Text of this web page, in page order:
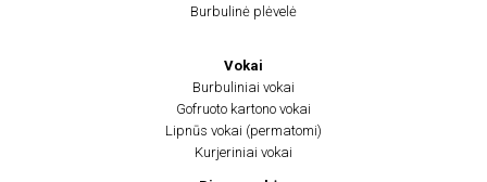
Burbulinė plėvelė
Vokai
Burbuliniai vokai
Gofruoto kartono vokai
Lipnūs vokai (permatomi)
Kurjeriniai vokai